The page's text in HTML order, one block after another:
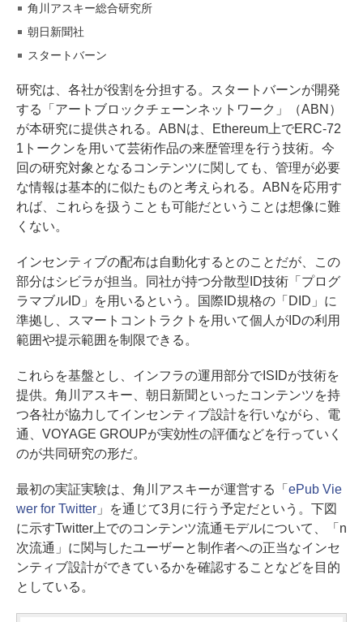
角川アスキー総合研究所
朝日新聞社
スタートバーン
研究は、各社が役割を分担する。スタートバーンが開発
する「アートブロックチェーンネットワーク」（ABN）
が本研究に提供される。ABNは、Ethereum上でERC-72
1トークンを用いて芸術作品の来歴管理を行う技術。今
回の研究対象となるコンテンツに関しても、管理が必要
な情報は基本的に似たものと考えられる。ABNを応用す
れば、これらを扱うことも可能だということは想像に難
くない。
インセンティブの配布は自動化するとのことだが、この
部分はシビラが担当。同社が持つ分散型ID技術「プログ
ラマブルID」を用いるという。国際ID規格の「DID」に
準拠し、スマートコントラクトを用いて個人がIDの利用
範囲や提示範囲を制限できる。
これらを基盤とし、インフラの運用部分でISIDが技術を
提供。角川アスキー、朝日新聞といったコンテンツを持
つ各社が協力してインセンティブ設計を行いながら、電
通、VOYAGE GROUPが実効性の評価などを行っていく
のが共同研究の形だ。
最初の実証実験は、角川アスキーが運営する「 ePub Vie
wer for Twitter」を通じて3月に行う予定だという。下図
に示すTwitter上でのコンテンツ流通モデルについて、「n
次流通」に関与したユーザーと制作者への正当なインセ
ンティブ設計ができているかを確認することなどを目的
としている。